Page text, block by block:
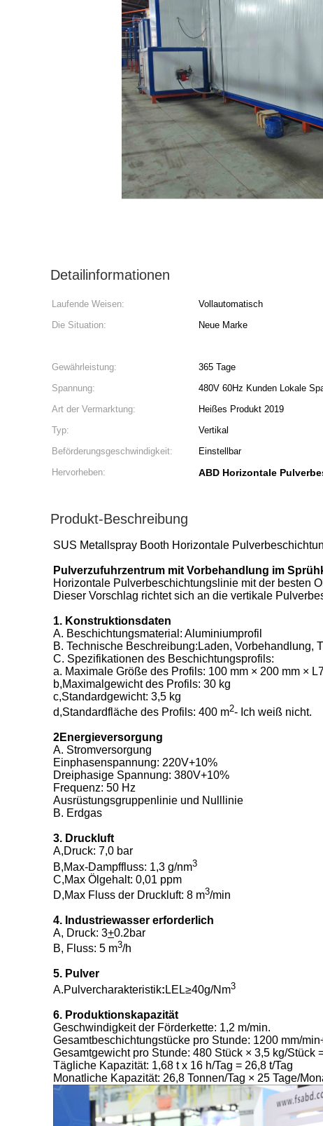
Detailinformationen
Laufende Weisen: Vollautomatisch
Die Situation:
Neue Marke
Gewährleistung:
365 Tage
Spannung:
480V 60Hz Kunden Lokale
Art der Vermarktung:
Heißes Produkt 2019
Typ:
Vertikal
Beförderungsgeschwindigkeit:
Einstellbar
Hervorheben:
ABD Horizontale
Produkt-Beschreibung
SUS Metallspray Booth Horizontale
Pulverzufuhrzentrum mit Vorbehandlung im
Horizontale Pulverbeschichtungslinie mit der besten
Dieser Vorschlag richtet sich an die vertikale
1. Konstruktionsdaten
A. Beschichtungsmaterial: Aluminiumprofil
B. Technische Beschreibung:Laden, Vorbehandlung,
C. Spezifikationen des Beschichtungsprofils:
a. Maximale Größe des Profils: 100 mm × 200 mm ×
b,Maximalgewicht des Profils: 30 kg
c,Standardgewicht: 3,5 kg
d,Standardfläche des Profils: 400 m2- Ich weiß nicht.
2Energieversorgung
A. Stromversorgung
Einphasenspannung: 220V+10%
Dreiphasige Spannung: 380V+10%
Frequenz: 50 Hz
Ausrüstungsgruppenlinie und Nulllinie
B. Erdgas
3. Druckluft
A,Druck: 7,0 bar
B,Max-Dampffluss: 1,3 g/nm3
C,Max Ölgehalt: 0,01 ppm
D,Max Fluss der Druckluft: 8 m3/min
4. Industriewasser erforderlich
A, Druck: 3+0.2bar
B, Fluss: 5 m3/h
5. Pulver
A.Pulvercharakteristik: LEL≥40g/Nm3
6. Produktionskapazität
Geschwindigkeit der Förderkette: 1,2 m/min.
Gesamtbeschichtungstücke pro Stunde: 1200 mm/
Gesamtgewicht pro Stunde: 480 Stück × 3,5 kg/Stück
Tägliche Kapazität: 1,68 t x 16 h/Tag = 26,8 t/Tag
Monatliche Kapazität: 26,8 Tonnen/Tag × 25 Tage/